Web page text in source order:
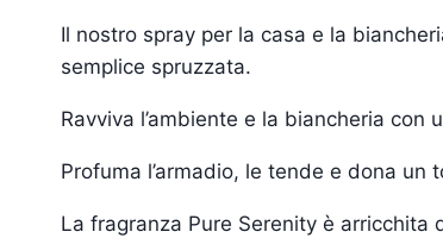
Il nostro spray per la casa e la
semplice spruzzata.
Ravviva l’ambiente e la biancheria
Profuma l’armadio, le tende e dona
La fragranza Pure Serenity è arricchita